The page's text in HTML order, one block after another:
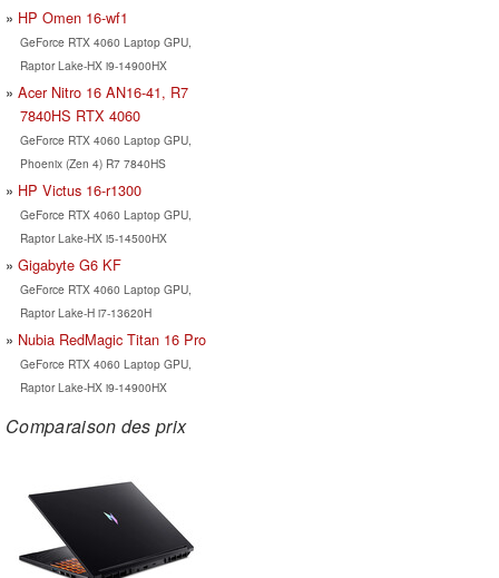
HP Omen 16-wf1
GeForce RTX 4060 Laptop GPU,
Raptor Lake-HX i9-14900HX
Acer Nitro 16 AN16-41, R7
7840HS RTX 4060
GeForce RTX 4060 Laptop GPU,
Phoenix (Zen 4) R7 7840HS
HP Victus 16-r1300
GeForce RTX 4060 Laptop GPU,
Raptor Lake-HX i5-14500HX
Gigabyte G6 KF
GeForce RTX 4060 Laptop GPU,
Raptor Lake-H i7-13620H
Nubia RedMagic Titan 16 Pro
GeForce RTX 4060 Laptop GPU,
Raptor Lake-HX i9-14900HX
Comparaison des prix